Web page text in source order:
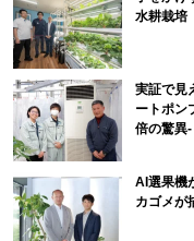
水耕栽培
実証で見
ートポン
倍の驚異-
AI選果機
カゴメが